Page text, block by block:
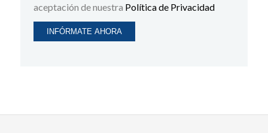
aceptación de nuestra Política de Privacidad